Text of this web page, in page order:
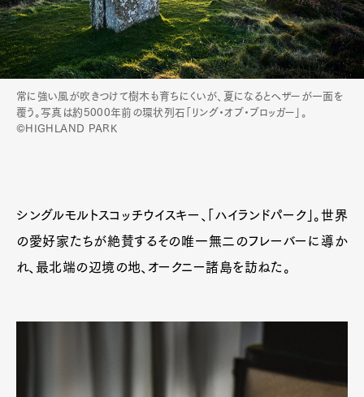
常に強い風が吹きつけて樹木も育ちにくいが、夏になるとヘザーが一面を
覆う。写真は約5000年前の環状列石「リング・オブ・ブロッガー」。
©HIGHLAND PARK
シングルモルトスコッチウイスキー、「ハイランドパーク」。世界
の愛好家たちが絶賛するその唯一無二のフレーバーに導か
れ、最北端の辺境の地、オークニー諸島を訪ねた。